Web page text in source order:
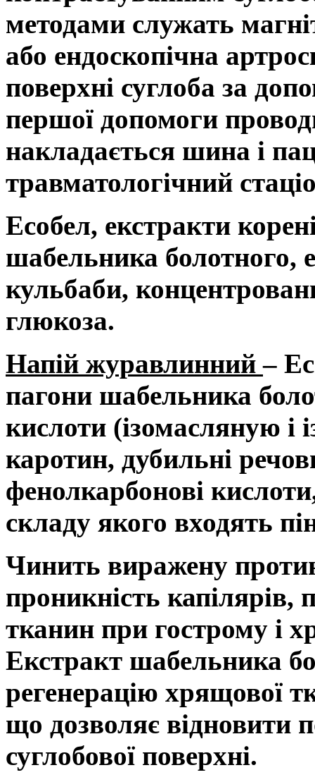
методами служать
або ендоскопічна
поверхні суглоба за
першої допомоги
накладається шина і
травматологічний
Есобел, екстракти
шабельника болотного,
кульбаби,
глюкоза.
Напій журавлинний–
пагони шабельника
кислоти (ізомасляную і
каротин, дубильні
фенолкарбонові
складу якого входять
Чинить виражену
проникність
тканин при гострому і
Екстракт шабельника
регенерацію хрящової
що дозволяє відновити
суглобової поверхні.